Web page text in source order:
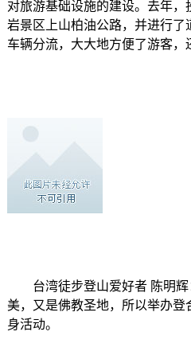
对旅游基础设施的建设。去年，
岩景区上山柏油公路，并进行了
车辆分流，大大地方便了游客，
台湾徒步登山爱好者 陈明
美，又是佛教圣地，所以举办
身活动。